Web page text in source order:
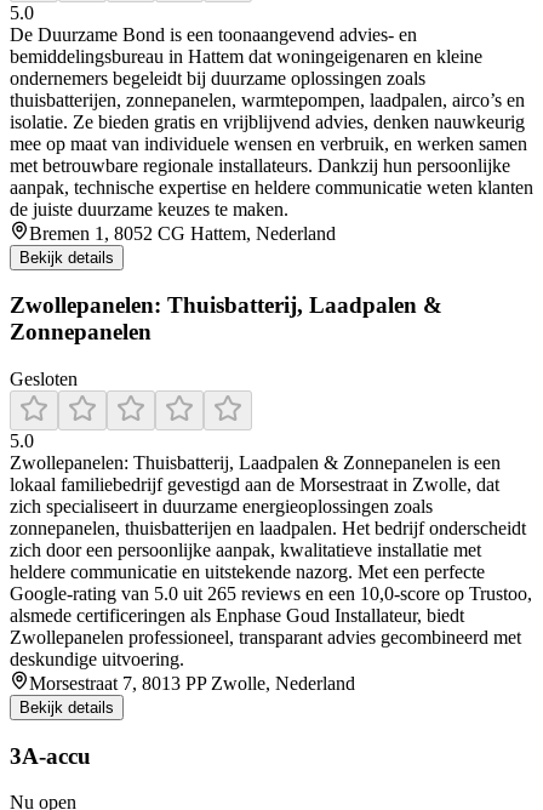
5.0
De Duurzame Bond is een toonaangevend advies- en
bemiddelingsbureau in Hattem dat woningeigenaren en kleine
ondernemers begeleidt bij duurzame oplossingen zoals
thuisbatterijen, zonnepanelen, warmtepompen, laadpalen, airco’s en
isolatie. Ze bieden gratis en vrijblijvend advies, denken nauwkeurig
mee op maat van individuele wensen en verbruik, en werken samen
met betrouwbare regionale installateurs. Dankzij hun persoonlijke
aanpak, technische expertise en heldere communicatie weten klanten
de juiste duurzame keuzes te maken.
Bremen 1, 8052 CG Hattem, Nederland
Bekijk details
Zwollepanelen: Thuisbatterij, Laadpalen &
Zonnepanelen
Gesloten
5.0
Zwollepanelen: Thuisbatterij, Laadpalen & Zonnepanelen is een
lokaal familiebedrijf gevestigd aan de Morsestraat in Zwolle, dat
zich specialiseert in duurzame energieoplossingen zoals
zonnepanelen, thuisbatterijen en laadpalen. Het bedrijf onderscheidt
zich door een persoonlijke aanpak, kwalitatieve installatie met
heldere communicatie en uitstekende nazorg. Met een perfecte
Google-rating van 5.0 uit 265 reviews en een 10,0-score op Trustoo,
alsmede certificeringen als Enphase Goud Installateur, biedt
Zwollepanelen professioneel, transparant advies gecombineerd met
deskundige uitvoering.
Morsestraat 7, 8013 PP Zwolle, Nederland
Bekijk details
3A-accu
Nu open